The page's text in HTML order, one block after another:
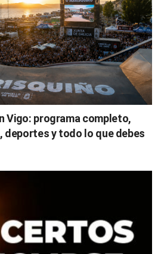
Vigo: programa completo,
deportes y todo lo que debes